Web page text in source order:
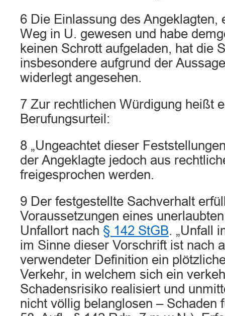
6 Die Einlassung des Angeklagten,
Weg in U. gewesen und habe
keinen Schrott aufgeladen, hat die
insbesondere aufgrund der
widerlegt angesehen.
7 Zur rechtlichen Würdigung heißt
Berufungsurteil:
8 „Ungeachtet dieser
der Angeklagte jedoch aus
freigesprochen werden.
9 Der festgestellte Sachverhalt
Voraussetzungen eines
Unfallort nach § 142 StGB. „Unfall
im Sinne dieser Vorschrift ist nach
verwendeter Definition ein
Verkehr, in welchem sich ein
Schadensrisiko realisiert und
nicht völlig belanglosen – Schaden